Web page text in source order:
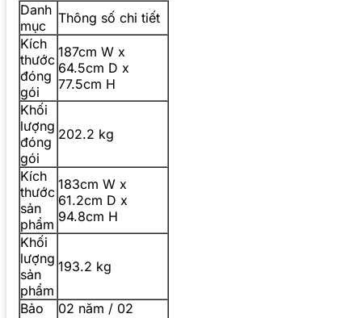
Danh
mục
Thông số chi tiết
Kích
thước
đóng
gói
187cm W x
64.5cm D x
77.5cm H
Khối
lượng
đóng
gói
202.2 kg
Kích
thước
sản
phẩm
183cm W x
61.2cm D x
94.8cm H
Khối
lượng
sản
phẩm
193.2 kg
Bảo
02 năm / 02